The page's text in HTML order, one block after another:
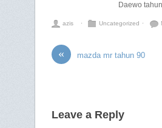
Daewo
azis ⋅ Uncategorized ⋅
« mazda mr tahun 90
Leave a Reply